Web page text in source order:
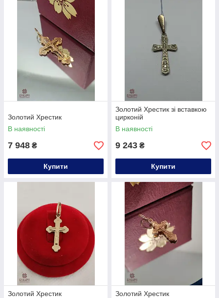
Золотий Хрестик
В наявності
7 948 ₴
Купити
Золотий Хрестик зі вставкою
цирконій
В наявності
9 243 ₴
Купити
Золотий Хрестик
Золотий Хрестик